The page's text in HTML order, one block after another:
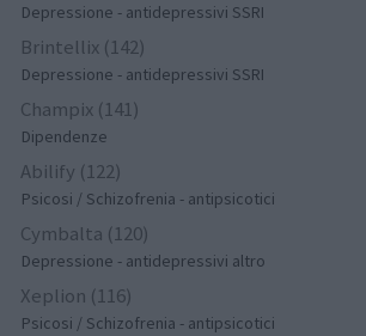
Depressione - antidepressivi SSRI
Brintellix (142)
Depressione - antidepressivi SSRI
Champix (141)
Dipendenze
Abilify (122)
Psicosi / Schizofrenia - antipsicotici
Cymbalta (120)
Depressione - antidepressivi altro
Xeplion (116)
Psicosi / Schizofrenia - antipsicotici